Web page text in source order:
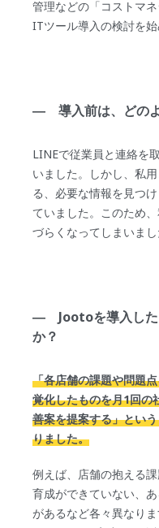
管理などの「コストマ
ITツール導入の検討を始
― 導入前は、どの
LINEで従業員と連絡を
いました。しかし、私
る、必要な情報を見つ
ていました。このため
づらくなってしまいまし
― Jootoを導入した
か？
「各店舗の課題や問題
覚化したものを月1回の
善案を提案する」とい
りました。
例えば、店舗の抱える
育成ができていない、
があるなど各々異なり